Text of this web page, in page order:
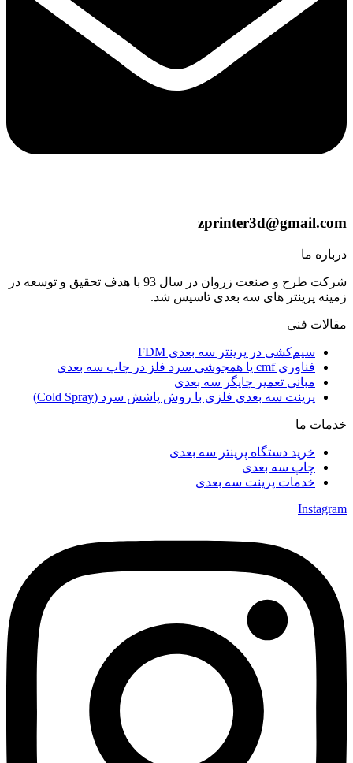
zprinter3d@gmail.com
درباره ما
شرکت طرح و صنعت زروان در سال 93 با هدف تحقیق و توسعه در
زمینه پرینتر های سه بعدی تاسیس شد.
مقالات فنی
سیم‌کشی در پرینتر سه بعدی FDM
فناوری cmf یا همجوشی سرد فلز در چاپ سه بعدی
مبانی تعمیر چاپگر سه بعدی
پرینت سه بعدی فلزی با روش پاشش سرد (Cold Spray)
خدمات ما
خرید دستگاه پرینتر سه بعدی
چاپ سه بعدی
خدمات پرینت سه بعدی
Instagram